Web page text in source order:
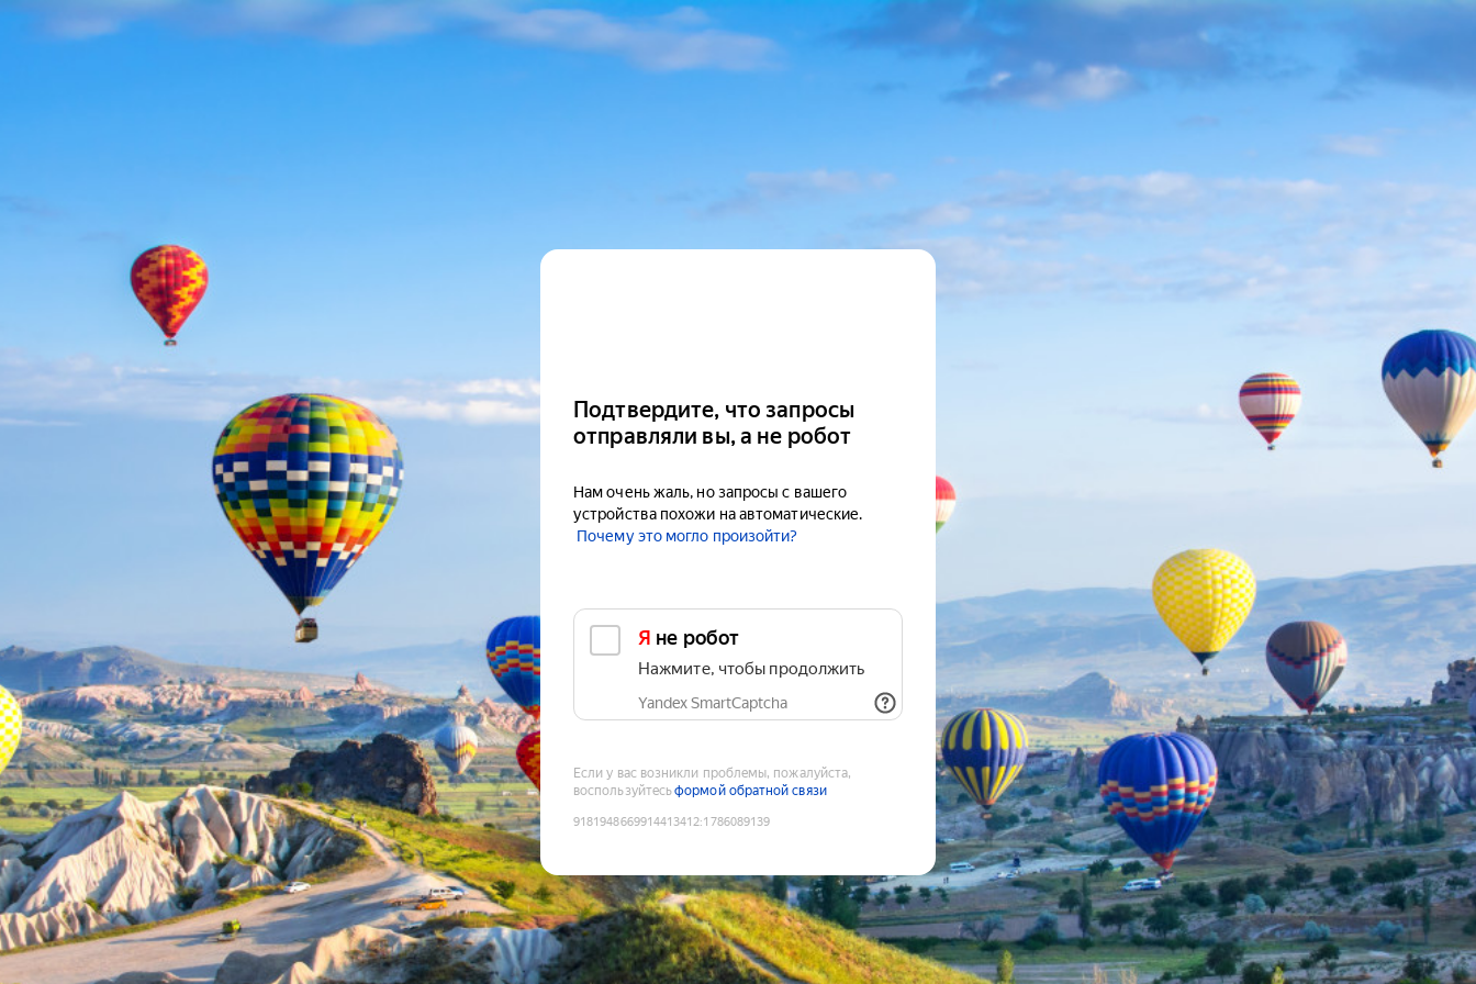
Подтвердите, что запросы
отправляли вы, а не робот
Нам очень жаль, но запросы с вашего
устройства похожи на автоматические.
Почему это могло произойти?
Я не робот
Нажмите, чтобы продолжить
Yandex SmartCaptcha
Если у вас возникли проблемы, пожалуйста,
воспользуйтесьформой обратной связи
9181948669914413412:1786089139